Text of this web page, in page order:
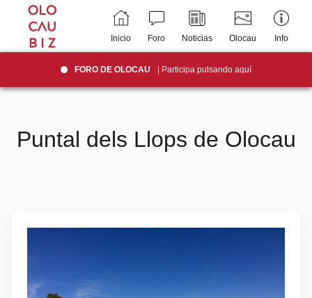
Inicio Foro Noticias Olocau Info
FORO DE OLOCAU | Participa pulsando aquí
Puntal dels Llops de Olocau